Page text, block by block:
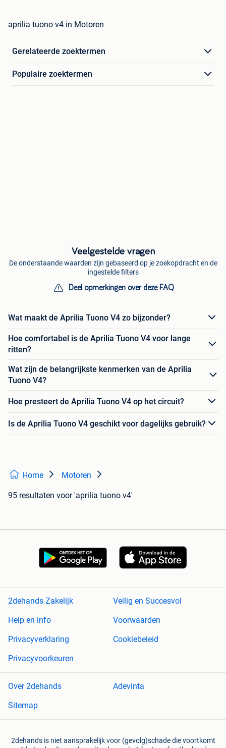
aprilia tuono v4 in Motoren
Gerelateerde zoektermen
Populaire zoektermen
Veelgestelde vragen
De onderstaande waarden zijn gebaseerd op je zoekopdracht en de
ingestelde filters
Deel opmerkingen over deze FAQ
Wat maakt de Aprilia Tuono V4 zo bijzonder?
Hoe comfortabel is de Aprilia Tuono V4 voor lange
ritten?
Wat zijn de belangrijkste kenmerken van de Aprilia
Tuono V4?
Hoe presteert de Aprilia Tuono V4 op het circuit?
Is de Aprilia Tuono V4 geschikt voor dagelijks gebruik?
Home Motoren
95 resultaten voor 'aprilia tuono v4'
2dehands Zakelijk
Veilig en Succesvol
Help en info
Voorwaarden
Privacyverklaring
Cookiebeleid
Privacyvoorkeuren
Over 2dehands
Adevinta
Sitemap
2dehands is niet aansprakelijk voor (gevolg)schade die voortkomt